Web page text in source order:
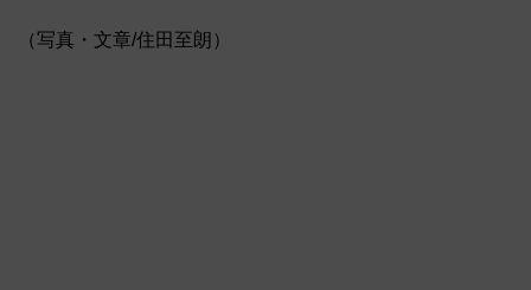
（写真・文章/住田至朗）